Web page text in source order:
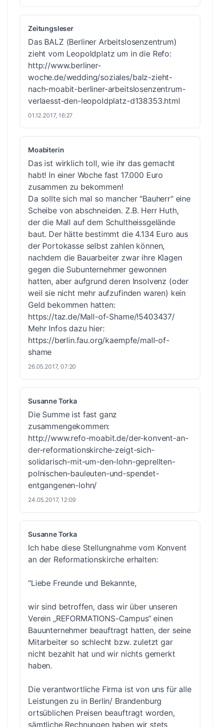
Zeitungsleser
Das BALZ (Berliner Arbeitslosenzentrum)
zieht vom Leopoldplatz um in die Refo:
http://www.berliner-
woche.de/wedding/soziales/balz-zieht-
nach-moabit-berliner-arbeitslosenzentrum-
verlaesst-den-leopoldplatz-d138353.html
01.12.2017, 16:27
Moabiterin
Das ist wirklich toll, wie ihr das gemacht
habt! In einer Woche fast 17.000 Euro
zusammen zu bekommen!
Da sollte sich mal so mancher "Bauherr" eine
Scheibe von abschneiden. Z.B. Herr Huth,
der die Mall auf dem Schultheissgelände
baut. Der hätte bestimmt die 4.134 Euro aus
der Portokasse selbst zahlen können,
nachdem die Bauarbeiter zwar ihre Klagen
gegen die Subunternehmer gewonnen
hatten, aber aufgrund deren Insolvenz (oder
weil sie nicht mehr aufzufinden waren) kein
Geld bekommen hatten:
https://taz.de/Mall-of-Shame/!5403437/
Mehr Infos dazu hier:
https://berlin.fau.org/kaempfe/mall-of-
shame
26.05.2017, 07:20
Susanne Torka
Die Summe ist fast ganz
zusammengekommen:
http://www.refo-moabit.de/der-konvent-an-
der-reformationskirche-zeigt-sich-
solidarisch-mit-um-den-lohn-geprellten-
polnischen-bauleuten-und-spendet-
entgangenen-lohn/
24.05.2017, 12:09
Susanne Torka
Ich habe diese Stellungnahme vom Konvent
an der Reformationskirche erhalten:
"Liebe Freunde und Bekannte,
wir sind betroffen, dass wir über unseren
Verein „REFORMATIONS-Campus“ einen
Bauunternehmer beauftragt hatten, der seine
Mitarbeiter so schlecht bzw. zuletzt gar
nicht bezahlt hat und wir nichts gemerkt
haben.
Die verantwortliche Firma ist von uns für alle
Leistungen zu in Berlin/ Brandenburg
ortsüblichen Preisen beauftragt worden,
sämtliche Rechnungen haben wir stets